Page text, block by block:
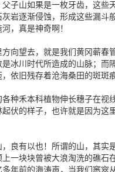
子山如果是一枚牙齿，这些
岩逐渐侵蚀，形成这些漏斗
，真是神奇啊！
向望去，就是我们黄冈蕲春
冰川时代所造成的山脉；而
依旧残存着沧海桑田的斑斑痕
种禾本科植物伸长穗子在视
伏的样子，也许就是因为这
良有以也！所谓的山，其实
一块块曾被大浪淘洗的礁石
年前的海涛声，当我们窸窣